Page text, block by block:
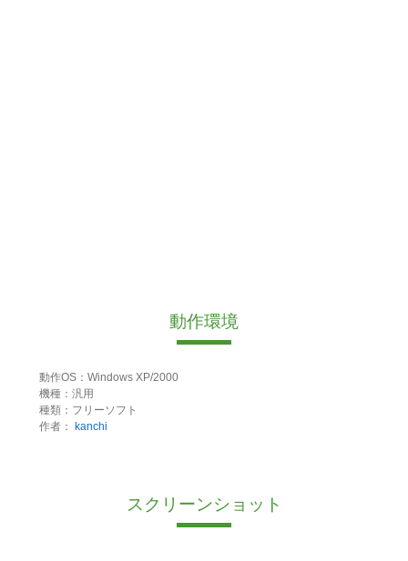
動作環境
動作OS：Windows XP/2000
機種：汎用
種類：フリーソフト
作者：
kanchi
スクリーンショット